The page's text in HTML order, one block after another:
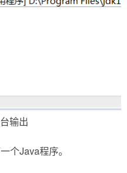
输出
个Java程序。